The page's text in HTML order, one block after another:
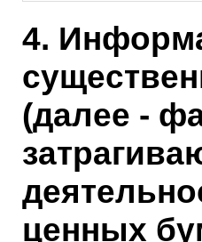
лица
1
4.
(далее -